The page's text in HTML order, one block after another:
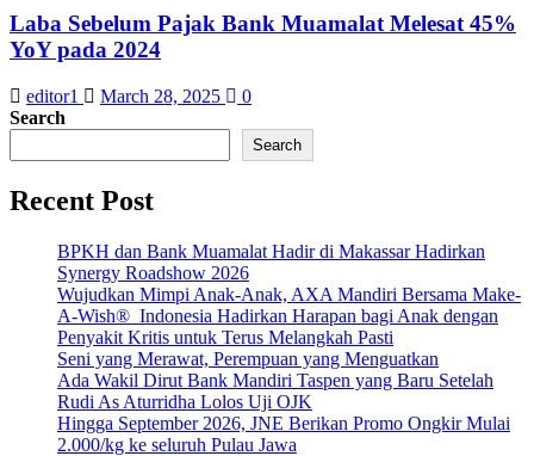
Laba Sebelum Pajak Bank Muamalat Melesat 45%
YoY pada 2024
editor1 March 28, 2025
0
Search
Search
Recent Post
BPKH dan Bank Muamalat Hadir di Makassar Hadirkan
Synergy Roadshow 2026
Wujudkan Mimpi Anak-Anak, AXA Mandiri Bersama Make-
A-Wish® Indonesia Hadirkan Harapan bagi Anak dengan
Penyakit Kritis untuk Terus Melangkah Pasti
Seni yang Merawat, Perempuan yang Menguatkan
Ada Wakil Dirut Bank Mandiri Taspen yang Baru Setelah
Rudi As Aturridha Lolos Uji OJK
Hingga September 2026, JNE Berikan Promo Ongkir Mulai
2.000/kg ke seluruh Pulau Jawa